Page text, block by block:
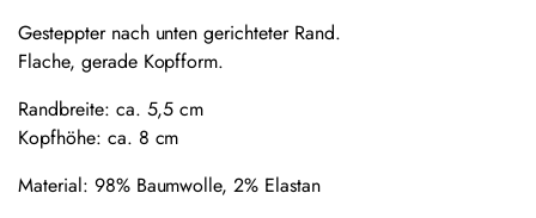
Gesteppter nach unten gerichteter Rand.
Flache, gerade Kopfform.
Randbreite: ca. 5,5 cm
Kopfhöhe: ca. 8 cm
Material: 98% Baumwolle, 2% Elastan